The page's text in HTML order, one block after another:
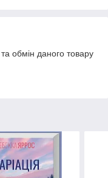
обмін даного товару